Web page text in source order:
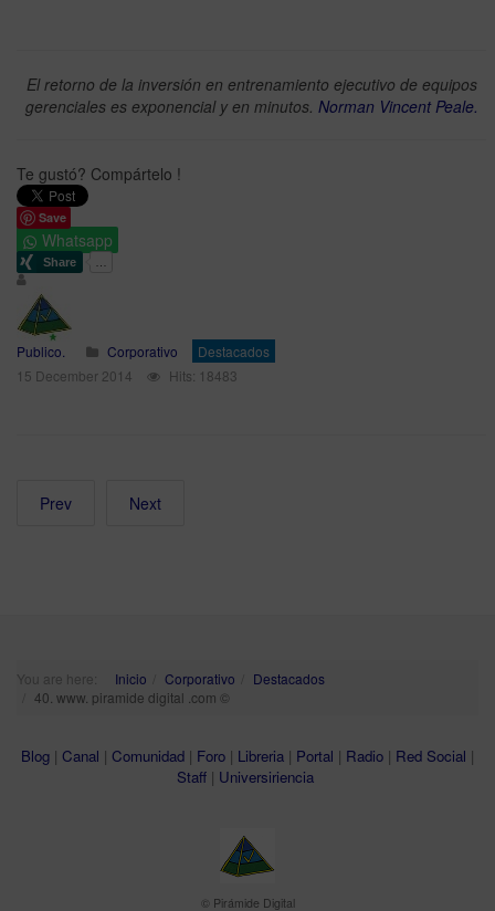
El retorno de la inversión en entrenamiento ejecutivo de equipos
gerenciales es exponencial y en minutos. Norman Vincent Peale.
Te gustó? Compártelo !
Save
Whatsapp
Publico. Corporativo
Destacados
15 December 2014
Hits: 18483
Prev Next
You are here: Inicio Corporativo
Destacados
40. www. piramide digital .com ©
Blog | Canal | Comunidad | Foro | Libreria | Portal | Radio | Red Social |
Staff | Universiriencia
© Pirámide Digital